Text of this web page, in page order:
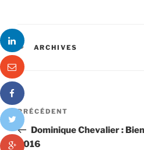
CATÉGORIES
ARCHIVES
Navigation
de
l’article
Article
précédent
PRÉCÉDENT
Dominique Chevalier :
2016